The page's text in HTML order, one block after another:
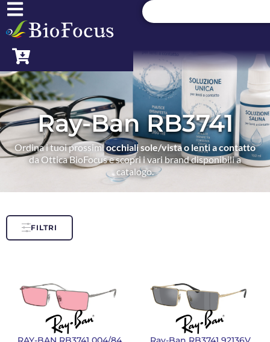
Ray-Ban RB3741
Ordina i tuoi prossimiocchiali sole/vista o lenti a contatto
da Ottica BioFocus e scopri i vari brand disponibili a
catalogo.
FILTRI